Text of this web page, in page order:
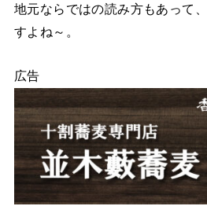
地元ならではの読み方もあって
すよね～。
広告